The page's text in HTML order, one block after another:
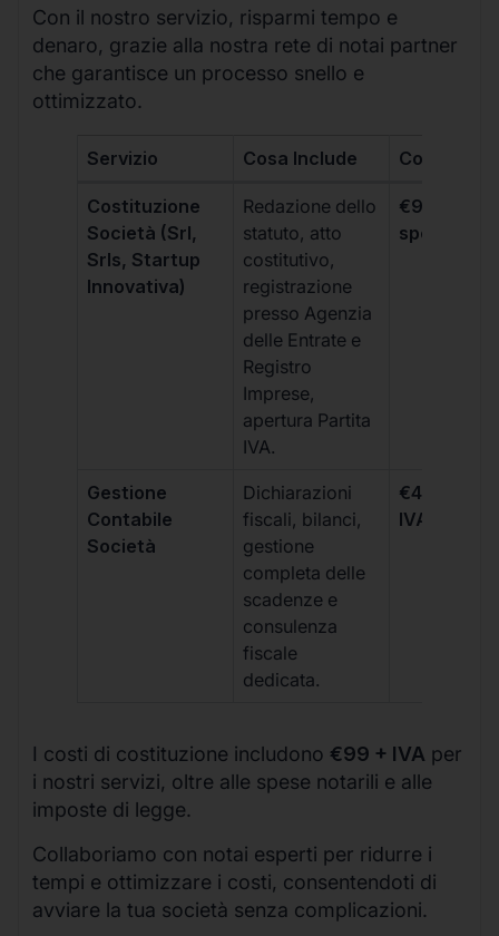
Con il nostro servizio, risparmi tempo e
denaro, grazie alla nostra rete di notai partner
che garantisce un processo snello e
ottimizzato.
Servizio Cosa Include Costo
Costituzione
Società (Srl,
Srls, Startup
Innovativa)
Redazione dello
statuto, atto
costitutivo,
registrazione
presso Agenzia
delle Entrate e
Registro
Imprese,
apertura Partita
IVA.
€99 + IVA
spese
Gestione
Contabile
Società
Dichiarazioni
fiscali, bilanci,
gestione
completa delle
scadenze e
consulenza
fiscale
dedicata.
€499 +
IVA/
I costi di costituzione includono €99 + IVA per
i nostri servizi, oltre alle spese notarili e alle
imposte di legge.
Collaboriamo con notai esperti per ridurre i
tempi e ottimizzare i costi, consentendoti di
avviare la tua società senza complicazioni.